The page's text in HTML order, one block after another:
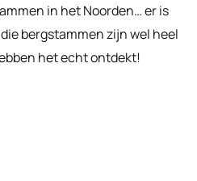
in het Noorden… er is
bergstammen zijn wel heel
het echt ontdekt!